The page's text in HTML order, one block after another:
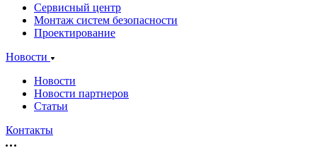
Сервисный центр
Монтаж систем безопасности
Проектирование
Новости
Новости
Новости партнеров
Статьи
Контакты